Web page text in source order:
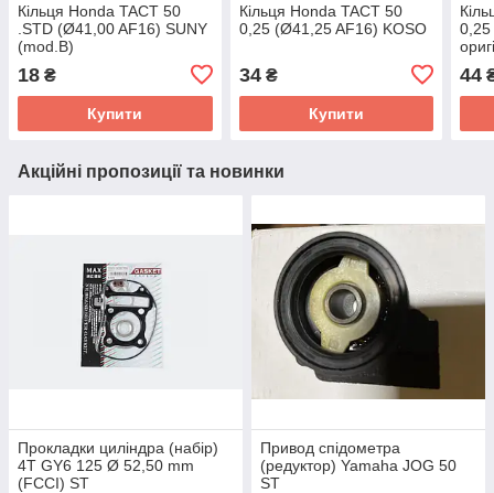
Кільця Honda TACT 50
.STD (Ø41,00 AF16) SUNY
(mod.B)
18 ₴
Купити
Кільця Honda TACT 50
0,25 (Ø41,25 AF16) KOSO
34₴
Купити
44
Акційні пропозиції та новинки
Прокладки циліндра (набір)
4T GY6 125 Ø 52,50 mm
(FCCI) ST
Привод спідометра
(редуктор) Yamaha JOG 50
ST